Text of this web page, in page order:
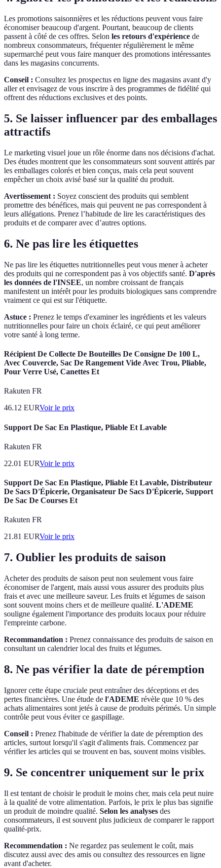
Les promotions saisonnières et les réductions peuvent vous faire
économiser beaucoup d'argent. Pourtant, beaucoup de clients
passent à côté de ces offres. Selon les retours d'expérience de
nombreux consommateurs, fréquenter régulièrement le même
supermarché peut vous faire manquer des promotions intéressantes
dans les magasins concurrents.
Conseil : Consultez les prospectus en ligne des magasins avant d'y
aller et envisagez de vous inscrire à des programmes de fidélité qui
offrent des réductions exclusives et des points.
5. Se laisser influencer par des emballages
attractifs
Le marketing visuel joue un rôle énorme dans nos décisions d'achat.
Des études montrent que les consommateurs sont souvent attirés par
les emballages colorés et bien conçus, mais cela peut souvent
empêcher un choix avisé basé sur la qualité du produit.
Avertissement : Soyez conscient des produits qui semblent
promettre des bénéfices, mais qui peuvent ne pas correspondent à
leurs allégations. Prenez l’habitude de lire les caractéristiques des
produits et de comparer avec d’autres options.
6. Ne pas lire les étiquettes
Ne pas lire les étiquettes nutritionnelles peut vous mener à acheter
des produits qui ne correspondent pas à vos objectifs santé. D'après
les données de l'INSEE, un nombre croissant de français
manifestent un intérêt pour les produits biologiques sans comprendre
vraiment ce qui est sur l'étiquette.
Astuce : Prenez le temps d'examiner les ingrédients et les valeurs
nutritionnelles pour faire un choix éclairé, ce qui peut améliorer
votre santé à long terme.
Récipient De Collecte De Bouteilles De Consigne De 100 L,
Avec Couvercle, Sac De Rangement Vide Avec Trou, Pliable,
Pour Verre Usé, Canettes Et
Rakuten FR
46.12 EURVoir le prix
Support De Sac En Plastique, Pliable Et Lavable
Rakuten FR
22.01 EURVoir le prix
Support De Sac En Plastique, Pliable Et Lavable, Distributeur
De Sacs D'Épicerie, Organisateur De Sacs D'Épicerie, Support
De Sac De Courses Et
Rakuten FR
21.81 EURVoir le prix
7. Oublier les produits de saison
Acheter des produits de saison peut non seulement vous faire
économiser de l'argent, mais aussi vous assurer des produits plus
frais et avec une meilleure saveur. Les fruits et légumes de saison
sont souvent moins chers et de meilleure qualité. L'ADEME
souligne également l'importance des produits locaux pour réduire
l'empreinte carbone.
Recommandation : Prenez connaissance des produits de saison en
consultant un calendrier local des fruits et légumes.
8. Ne pas vérifier la date de péremption
Ignorer cette étape cruciale peut entraîner des déceptions et des
pertes financières. Une étude de l'ADEME révèle que 10 % des
achats alimentaires sont jetés à cause de produits périmés. Un simple
contrôle peut vous éviter ce gaspillage.
Conseil : Prenez l'habitude de vérifier la date de péremption des
articles, surtout lorsqu'il s'agit d'aliments frais. Commencez par
vérifier les articles qui se trouvent en bas, souvent moins visibles.
9. Se concentrer uniquement sur le prix
Il est tentant de choisir le produit le moins cher, mais cela peut nuire
à la qualité de votre alimentation. Parfois, le prix le plus bas signifie
un produit de moindre qualité. Selon les analyses des
consommateurs, il est souvent plus judicieux de comparer le rapport
qualité-prix.
Recommendation : Ne regardez pas seulement le coût, mais
discutez aussi avec des amis ou consultez des ressources en ligne
avant d'acheter.